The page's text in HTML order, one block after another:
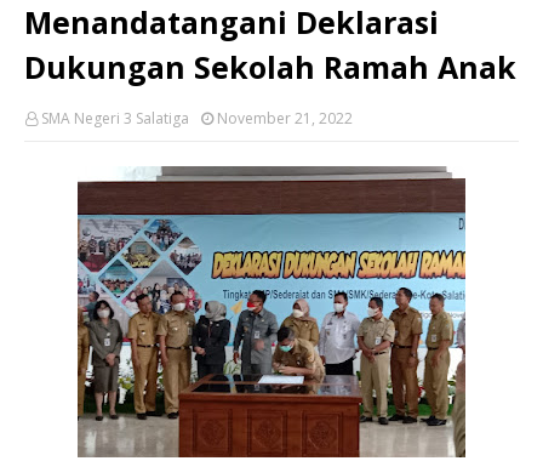
Menandatangani Deklarasi
Dukungan Sekolah Ramah Anak
SMA Negeri 3 Salatiga November 21, 2022